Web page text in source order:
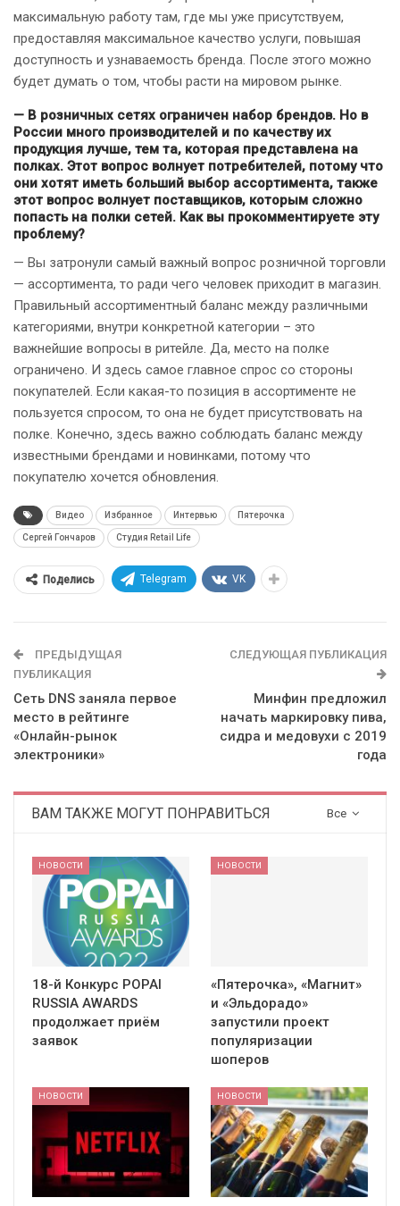
максимальную работу там, где мы уже присутствуем,
предоставляя максимальное качество услуги, повышая
доступность и узнаваемость бренда. После этого можно
будет думать о том, чтобы расти на мировом рынке.
— В розничных сетях ограничен набор брендов. Но в
России много производителей и по качеству их
продукция лучше, тем та, которая представлена на
полках. Этот вопрос волнует потребителей, потому что
они хотят иметь больший выбор ассортимента, также
этот вопрос волнует поставщиков, которым сложно
попасть на полки сетей. Как вы прокомментируете эту
проблему?
— Вы затронули самый важный вопрос розничной торговли
— ассортимента, то ради чего человек приходит в магазин.
Правильный ассортиментный баланс между различными
категориями, внутри конкретной категории – это
важнейшие вопросы в ритейле. Да, место на полке
ограничено. И здесь самое главное спрос со стороны
покупателей. Если какая-то позиция в ассортименте не
пользуется спросом, то она не будет присутствовать на
полке. Конечно, здесь важно соблюдать баланс между
известными брендами и новинками, потому что
покупателю хочется обновления.
Видео Избранное Интервью Пятерочка
Сергей Гончаров Студия Retail Life
Поделись Telegram VK
ПРЕДЫДУЩАЯ
ПУБЛИКАЦИЯ
Сеть DNS заняла первое
место в рейтинге
«Онлайн-рынок
электроники»
СЛЕДУЮЩАЯ ПУБЛИКАЦИЯ
Минфин предложил
начать маркировку пива,
сидра и медовухи с 2019
года
Все
ВАМ ТАКЖЕ МОГУТ ПОНРАВИТЬСЯ
НОВОСТИ
18-й Конкурс POPAI
RUSSIA AWARDS
продолжает приём
заявок
НОВОСТИ
«Пятерочка», «Магнит»
и «Эльдорадо»
запустили проект
популяризации
шоперов
НОВОСТИ НОВОСТИ